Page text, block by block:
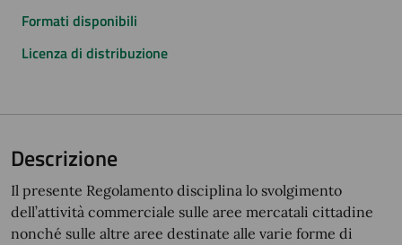
Formati disponibili
Licenza di distribuzione
Descrizione
Il presente Regolamento disciplina lo svolgimento
dell’attività commerciale sulle aree mercatali cittadine
nonché sulle altre aree destinate alle varie forme di